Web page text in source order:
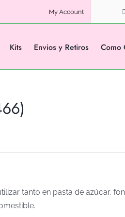
My Account
Kits Envios y Retiros Como
tanto en pasta de azúcar,